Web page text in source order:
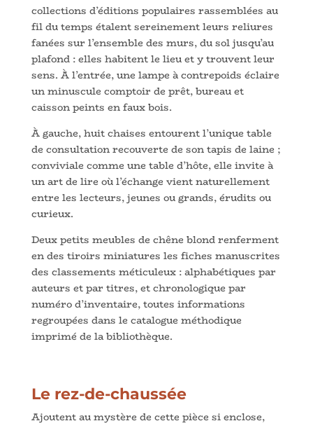
collections d’éditions populaires rassemblées au
fil du temps étalent sereinement leurs reliures
fanées sur l’ensemble des murs, du sol jusqu’au
plafond : elles habitent le lieu et y trouvent leur
sens. À l’entrée, une lampe à contrepoids éclaire
un minuscule comptoir de prêt, bureau et
caisson peints en faux bois.
À gauche, huit chaises entourent l’unique table
de consultation recouverte de son tapis de laine ;
conviviale comme une table d’hôte, elle invite à
un art de lire où l’échange vient naturellement
entre les lecteurs, jeunes ou grands, érudits ou
curieux.
Deux petits meubles de chêne blond renferment
en des tiroirs miniatures les fiches manuscrites
des classements méticuleux : alphabétiques par
auteurs et par titres, et chronologique par
numéro d’inventaire, toutes informations
regroupées dans le catalogue méthodique
imprimé de la bibliothèque.
Le rez-de-chaussée
Ajoutent au mystère de cette pièce si enclose,